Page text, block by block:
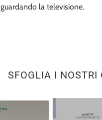
guardando la televisione.
SFOGLIA I NOSTRI